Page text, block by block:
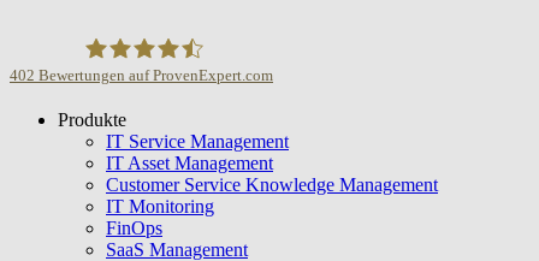
USU GmbH
402 Bewertungen auf ProvenExpert.com
Produkte
IT Service Management
IT Asset Management
Customer Service Knowledge Management
IT Monitoring
FinOps
SaaS Management